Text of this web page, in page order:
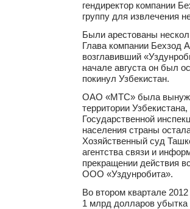
гендиректор компании
группу для извлечения
Были арестованы
Глава компании Бехзод
возглавивший
начале августа он был
покинул Узбекистан.
ОАО «МТС» была
территории
Государственной
населения страны
Хозяйственный суд
агентства связи и
прекращении действия
ООО «Уздунробита».
Во втором квартале
1 млрд долларов убытка